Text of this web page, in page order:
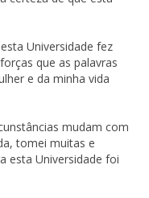
Universidade fez
que as palavras
e da minha vida
mudam com
tomei muitas e
esta Universidade foi